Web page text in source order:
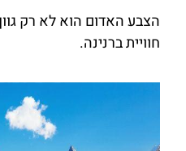
הצבע האדום הוא לא רק
חוויית ברנינה.